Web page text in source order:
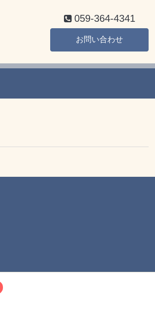
059-364-4341
お問い合わせ